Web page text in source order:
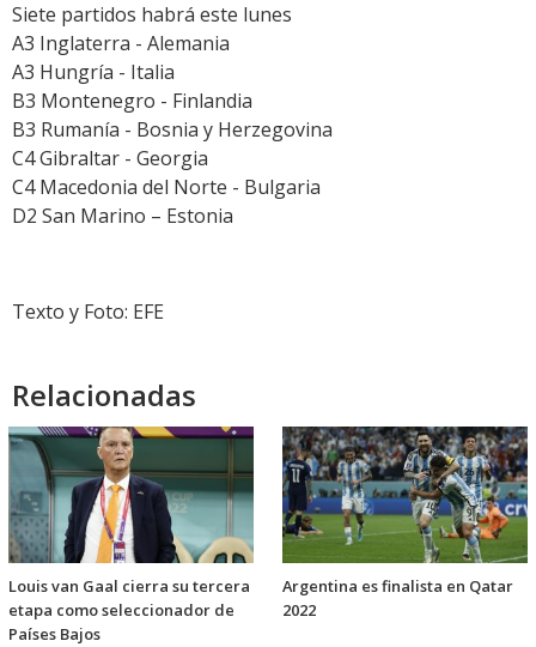
Siete partidos habrá este lunes
A3 Inglaterra - Alemania
A3 Hungría - Italia
B3 Montenegro - Finlandia
B3 Rumanía - Bosnia y Herzegovina
C4 Gibraltar - Georgia
C4 Macedonia del Norte - Bulgaria
D2 San Marino – Estonia
Texto y Foto: EFE
Relacionadas
Louis van Gaal cierra su tercera
etapa como seleccionador de
Países Bajos
Argentina es finalista en Qatar
2022